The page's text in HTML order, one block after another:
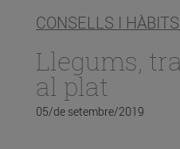
CONSELLS I
Llegums,
al plat
05/de setembre/2019